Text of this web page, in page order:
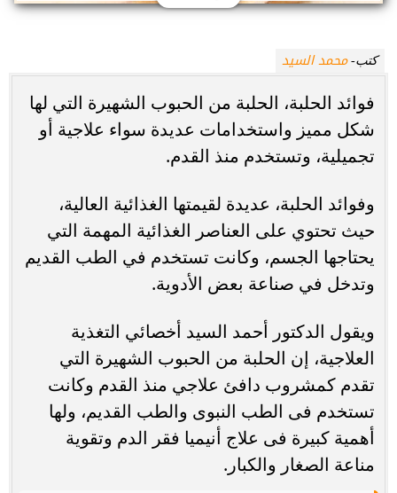
كتب-محمد السيد
فوائد الحلبة، الحلبة من الحبوب الشهيرة التي لها
شكل مميز واستخدامات عديدة سواء علاجية أو
تجميلية، وتستخدم منذ القدم.
وفوائد الحلبة، عديدة لقيمتها الغذائية العالية،
حيث تحتوي على العناصر الغذائية المهمة التي
يحتاجها الجسم، وكانت تستخدم في الطب القديم
وتدخل في صناعة بعض الأدوية.
ويقول الدكتور أحمد السيد أخصائي التغذية
العلاجية، إن الحلبة من الحبوب الشهيرة التي
تقدم كمشروب دافئ علاجي منذ القدم وكانت
تستخدم فى الطب النبوى والطب القديم، ولها
أهمية كبيرة فى علاج أنيميا فقر الدم وتقوية
مناعة الصغار والكبار.